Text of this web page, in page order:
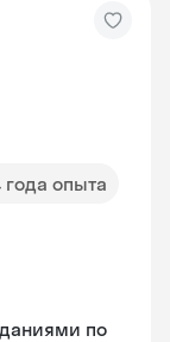
года опыта
по